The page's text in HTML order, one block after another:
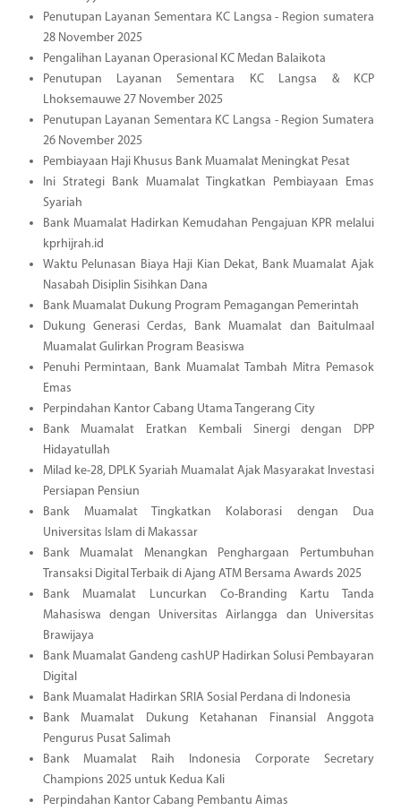
Penutupan Layanan Sementara KC Langsa - Region sumatera
28 November 2025
Pengalihan Layanan Operasional KC Medan Balaikota
Penutupan Layanan Sementara KC Langsa & KCP
Lhoksemauwe 27 November 2025
Penutupan Layanan Sementara KC Langsa - Region Sumatera
26 November 2025
Pembiayaan Haji Khusus Bank Muamalat Meningkat Pesat
Ini Strategi Bank Muamalat Tingkatkan Pembiayaan Emas
Syariah
Bank Muamalat Hadirkan Kemudahan Pengajuan KPR melalui
kprhijrah.id
Waktu Pelunasan Biaya Haji Kian Dekat, Bank Muamalat Ajak
Nasabah Disiplin Sisihkan Dana
Bank Muamalat Dukung Program Pemagangan Pemerintah
Dukung Generasi Cerdas, Bank Muamalat dan Baitulmaal
Muamalat Gulirkan Program Beasiswa
Penuhi Permintaan, Bank Muamalat Tambah Mitra Pemasok
Emas
Perpindahan Kantor Cabang Utama Tangerang City
Bank Muamalat Eratkan Kembali Sinergi dengan DPP
Hidayatullah
Milad ke-28, DPLK Syariah Muamalat Ajak Masyarakat Investasi
Persiapan Pensiun
Bank Muamalat Tingkatkan Kolaborasi dengan Dua
Universitas Islam di Makassar
Bank Muamalat Menangkan Penghargaan Pertumbuhan
Transaksi Digital Terbaik di Ajang ATM Bersama Awards 2025
Bank Muamalat Luncurkan Co-Branding Kartu Tanda
Mahasiswa dengan Universitas Airlangga dan Universitas
Brawijaya
Bank Muamalat Gandeng cashUP Hadirkan Solusi Pembayaran
Digital
Bank Muamalat Hadirkan SRIA Sosial Perdana di Indonesia
Bank Muamalat Dukung Ketahanan Finansial Anggota
Pengurus Pusat Salimah
Bank Muamalat Raih Indonesia Corporate Secretary
Champions 2025 untuk Kedua Kali
Perpindahan Kantor Cabang Pembantu Aimas